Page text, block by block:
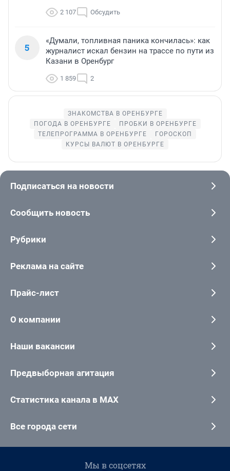
2 107 Обсудить
5
«Думали, топливная паника кончилась»: как
журналист искал бензин на трассе по пути из
Казани в Оренбург
1 859 2
ЗНАКОМСТВА В ОРЕНБУРГЕ
ПОГОДА В ОРЕНБУРГЕ
ПРОБКИ В ОРЕНБУРГЕ
ТЕЛЕПРОГРАММА В ОРЕНБУРГЕ
ГОРОСКОП
КУРСЫ ВАЛЮТ В ОРЕНБУРГЕ
Подписаться на новости
Сообщить новость
Рубрики
Реклама на сайте
Прайс-лист
О компании
Наши вакансии
Предвыборная агитация
Статистика канала в MAX
Все города сети
Мы в соцсетях